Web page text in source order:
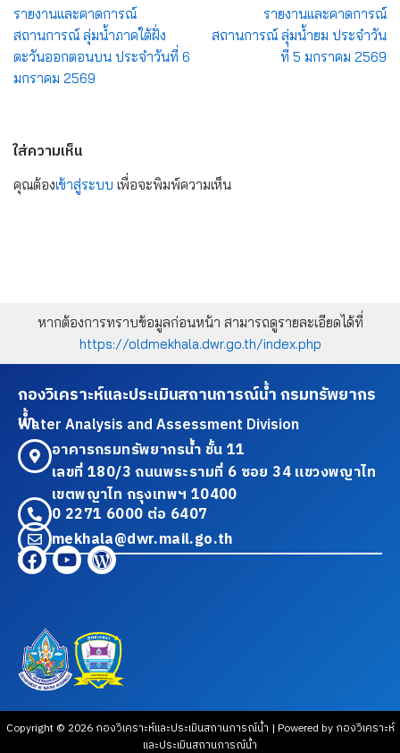
รายงานและคาดการณ์
สถานการณ์ ลุ่มน้ำภาคใต้ฝั่ง
ตะวันออกตอนบน ประจำวันที่ 6
มกราคม 2569
รายงานและคาดการณ์
สถานการณ์ ลุ่มน้ำยม ประจำวัน
ที่ 5 มกราคม 2569
ใส่ความเห็น
คุณต้องเข้าสู่ระบบ เพื่อจะพิมพ์ความเห็น
หากต้องการทราบข้อมูลก่อนหน้า สามารถดูรายละเอียดได้ที่
https://oldmekhala.dwr.go.th/index.php
กองวิเคราะห์และประเมินสถานการณ์น้ำ กรมทรัพยากร
น้ำ
Water Analysis and Assessment Division
อาคารกรมทรัพยากรน้ำ ชั้น 11
เลขที่ 180/3 ถนนพระรามที่ 6 ซอย 34 แขวงพญาไท
เขตพญาไท กรุงเทพฯ 10400
0 2271 6000 ต่อ 6407
mekhala@dwr.mail.go.th
Copyright © 2026 กองวิเคราะห์และประเมินสถานการณ์น้ำ | Powered by กองวิเคราะห์
และประเมินสถานการณ์น้ำ